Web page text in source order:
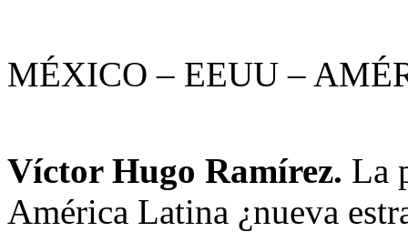
MÉXICO – EEUU –
Víctor Hugo Ramírez. La
América Latina ¿nueva